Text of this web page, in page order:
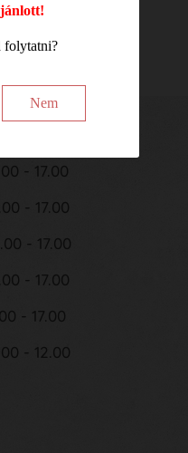
folytatni?
Nem
- 17.00
- 17.00
- 17.00
- 17.00
- 17.00
- 12.00